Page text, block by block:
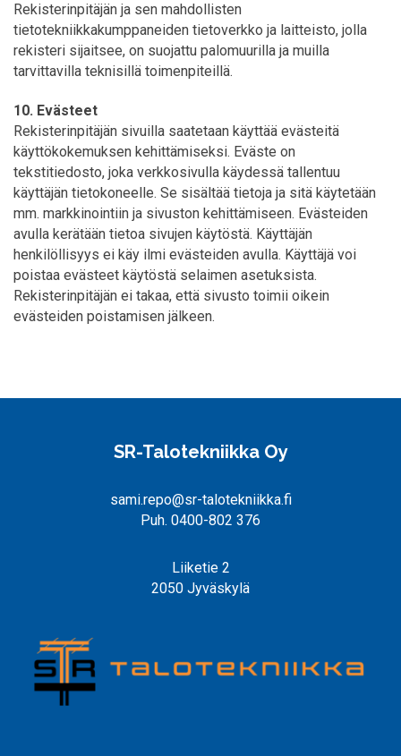
Rekisterinpitäjän ja sen mahdollisten
tietotekniikkakumppaneiden tietoverkko ja laitteisto, jolla
rekisteri sijaitsee, on suojattu palomuurilla ja muilla
tarvittavilla teknisillä toimenpiteillä.
10. Evästeet
Rekisterinpitäjän sivuilla saatetaan käyttää evästeitä
käyttökokemuksen kehittämiseksi. Eväste on
tekstitiedosto, joka verkkosivulla käydessä tallentuu
käyttäjän tietokoneelle. Se sisältää tietoja ja sitä käytetään
mm. markkinointiin ja sivuston kehittämiseen. Evästeiden
avulla kerätään tietoa sivujen käytöstä. Käyttäjän
henkilöllisyys ei käy ilmi evästeiden avulla. Käyttäjä voi
poistaa evästeet käytöstä selaimen asetuksista.
Rekisterinpitäjän ei takaa, että sivusto toimii oikein
evästeiden poistamisen jälkeen.
SR-Talotekniikka Oy
sami.repo@sr-talotekniikka.fi
Puh. 0400-802 376
Liiketie 2
2050 Jyväskylä